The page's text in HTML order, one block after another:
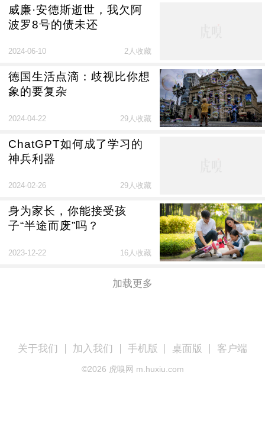
威廉·安德斯逝世，我欠阿
波罗8号的债未还
2024-06-10 2人收藏
德国生活点滴：歧视比你想
象的要复杂
2024-04-22 29人收藏
ChatGPT如何成了学习的
神兵利器
2024-02-26 29人收藏
身为家长，你能接受孩
子“半途而废”吗？
2023-12-22 16人收藏
加载更多
关于我们 加入我们 手机版 桌面版 客户端
©2026 虎嗅网 m.huxiu.com